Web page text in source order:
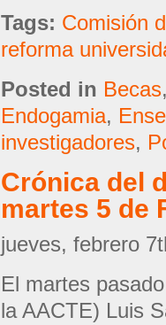
Tags: Comisión
reforma
Posted in Becas
Endogamia,
investigadores,
Crónica del
martes 5 de
jueves, febrero
El martes
la AACTE) Luis